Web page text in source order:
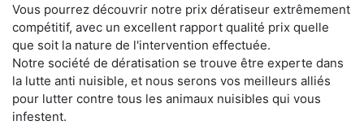
Vous pourrez découvrir notre prix dératiseur extrêmement
compétitif, avec un excellent rapport qualité prix quelle
que soit la nature de l'intervention effectuée.
Notre société de dératisation se trouve être experte dans
la lutte anti nuisible, et nous serons vos meilleurs alliés
pour lutter contre tous les animaux nuisibles qui vous
infestent.